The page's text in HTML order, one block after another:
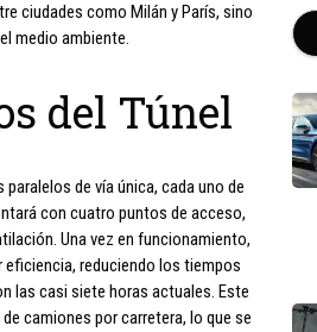
ciudades como Milán y París, sino
medio ambiente.
del Túnel
de vía única, cada uno de
con cuatro puntos de acceso,
Una vez en funcionamiento,
eficiencia, reduciendo los tiempos
las casi siete horas actuales. Este
camiones por carretera, lo que se